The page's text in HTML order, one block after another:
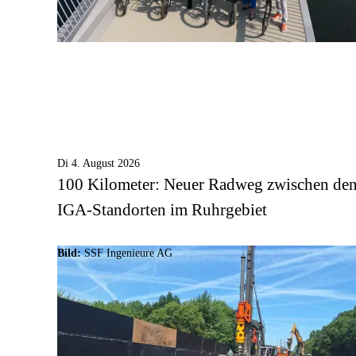
Di 4. August 2026
100 Kilometer: Neuer Radweg zwischen
IGA-Standorten im Ruhrgebiet
Bild: SSF Ingenieure AG